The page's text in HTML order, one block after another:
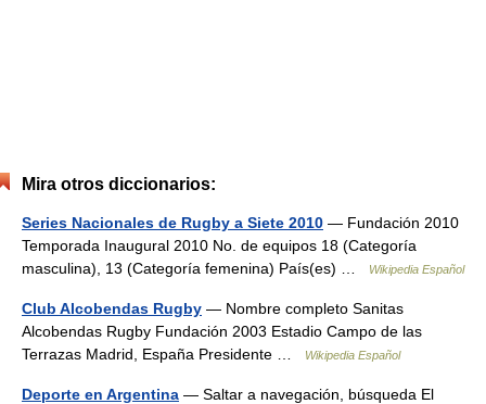
Mira otros diccionarios:
Series Nacionales de Rugby a Siete 2010 — Fundación 2010
Temporada Inaugural 2010 No. de equipos 18 (Categoría
masculina), 13 (Categoría femenina) País(es) …
Wikipedia Español
Club Alcobendas Rugby — Nombre completo Sanitas
Alcobendas Rugby Fundación 2003 Estadio Campo de las
Terrazas Madrid, España Presidente …
Wikipedia Español
Deporte en Argentina — Saltar a navegación, búsqueda El